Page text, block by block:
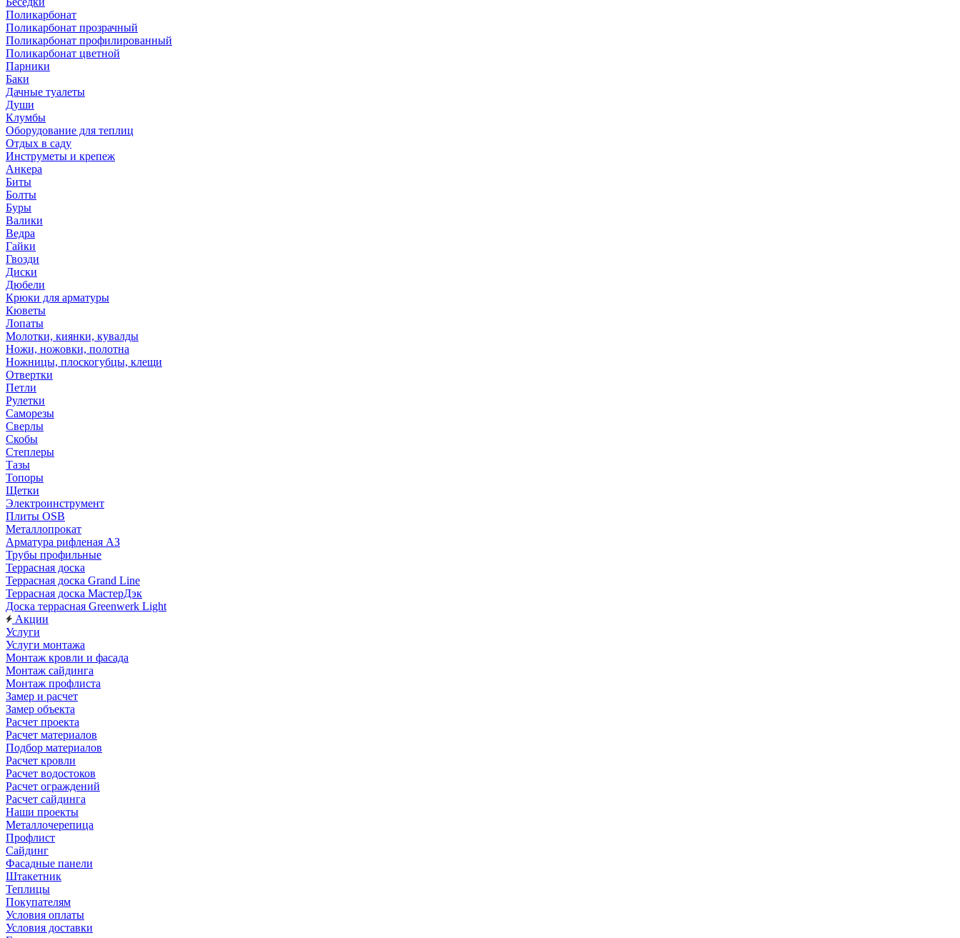
Поликарбонат
Поликарбонат прозрачный
Поликарбонат профилированный
Поликарбонат цветной
Парники
Баки
Дачные туалеты
Души
Клумбы
Оборудование для теплиц
Отдых в саду
Инструметы и крепеж
Анкера
Биты
Болты
Буры
Валики
Ведра
Гайки
Гвозди
Диски
Дюбели
Крюки для арматуры
Кюветы
Лопаты
Молотки, киянки, кувалды
Ножи, ножовки, полотна
Ножницы, плоскогубцы, клещи
Отвертки
Петли
Рулетки
Саморезы
Сверлы
Скобы
Степлеры
Тазы
Топоры
Щетки
Электроинструмент
Плиты OSB
Металлопрокат
Арматура рифленая АЗ
Трубы профильные
Террасная доска
Террасная доска Grand Line
Террасная доска МастерДэк
Доска террасная Greenwerk Light
Акции
Услуги
Услуги монтажа
Монтаж кровли и фасада
Монтаж сайдинга
Монтаж профлиста
Замер и расчет
Замер объекта
Расчет проекта
Расчет материалов
Подбор материалов
Расчет кровли
Расчет водостоков
Расчет ограждений
Расчет сайдинга
Наши проекты
Металлочерепица
Профлист
Сайдинг
Фасадные панели
Штакетник
Теплицы
Покупателям
Условия оплаты
Условия доставки